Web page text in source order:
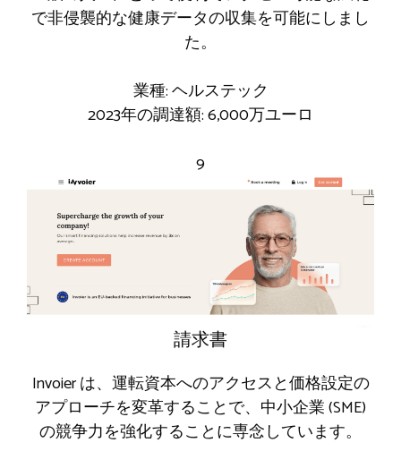
で非侵襲的な健康データの収集を可能にしまし
た。
業種: ヘルステック
2023年の調達額: 6,000万ユーロ
9
請求書
Invoier は、運転資本へのアクセスと価格設定の
アプローチを変革することで、中小企業 (SME)
の競争力を強化することに専念しています。